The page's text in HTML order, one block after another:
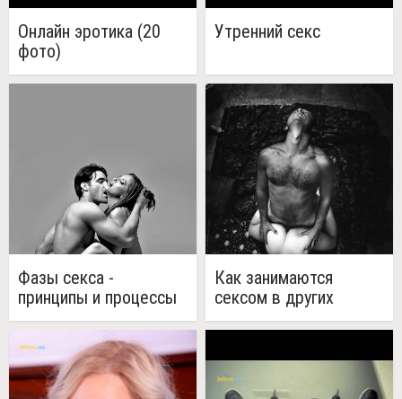
Онлайн эротика (20
фото)
Утренний секс
Фазы секса -
принципы и процессы
у женщин для мужчин
Как занимаются
сексом в других
странах